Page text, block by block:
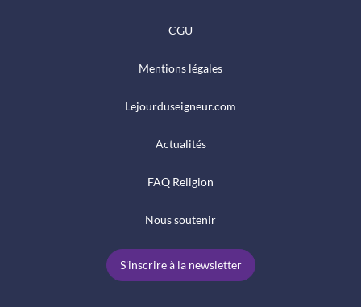
CGU
Mentions légales
Lejourduseigneur.com
Actualités
FAQ Religion
Nous soutenir
S'inscrire à la newsletter